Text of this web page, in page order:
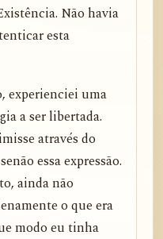
Não havia
esta
experienciei uma
a ser libertada.
através do
essa expressão.
ainda não
o que era
modo eu tinha